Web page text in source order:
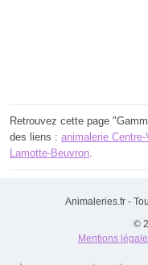
Retrouvez cette page
des liens : animalerie
Lamotte-Beuvron
Animaleries.fr -
©
Mentions